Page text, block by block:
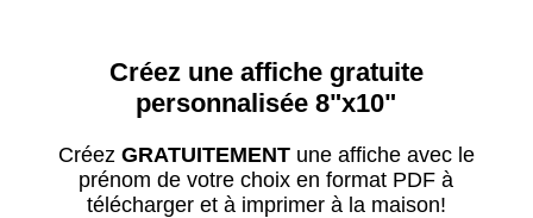
Créez une affiche gratuite
personnalisée 8"x10"
Créez GRATUITEMENTune affiche avec le
prénom de votre choix en format PDF à
télécharger et à imprimer à la maison!